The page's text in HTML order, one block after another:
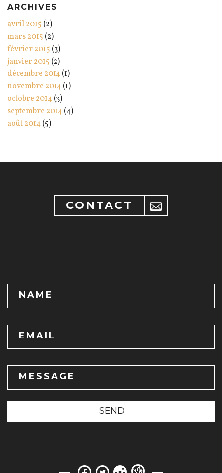
ARCHIVES
avril 2015 (2)
mars 2015 (2)
février 2015 (3)
janvier 2015 (2)
décembre 2014(1)
novembre 2014(1)
octobre 2014(3)
septembre 2014(4)
août 2014(5)
CONTACT
NAME
EMAIL
MESSAGE
SEND